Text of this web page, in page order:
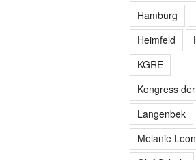
Hamburg
Heimfeld
KGRE
Kongress
Langenbek
Melanie